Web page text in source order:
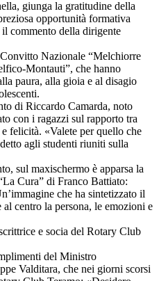
giunga la gratitudine della
opportunità formativa
commento della dirigente
Nazionale “Melchiorre
Montauti”, che hanno
paura, alla gioia e al disagio
di Riccardo Camarda, noto
con i ragazzi sul rapporto tra
felicità. «Valete per quello che
agli studenti riuniti sulla
sul maxischermo è apparsa la
Cura” di Franco Battiato:
che ha sintetizzato il
al centro la persona, le emozioni e
e socia del Rotary Club
del Ministro
Valditara, che nei giorni scorsi